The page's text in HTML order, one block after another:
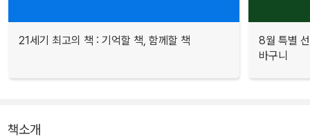
21세기 최고의 책 : 기억할 책, 함께할 책
8월 특별
바구니
책소개